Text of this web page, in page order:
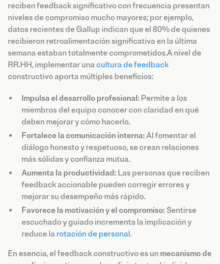
reciben feedback significativo con frecuencia presentan
niveles de compromiso mucho mayores; por ejemplo,
datos recientes de Gallup indican que el 80% de quienes
recibieron retroalimentación significativa en la última
semana estaban totalmente comprometidos.A nivel de
RR.HH, implementar una cultura de feedback
constructivo aporta múltiples beneficios:
Impulsa el desarrollo profesional: Permite a los
miembros del equipo conocer con claridad en qué
deben mejorar y cómo hacerlo.
Fortalece la comunicación interna: Al fomentar el
diálogo honesto y respetuoso, se crean relaciones
más sólidas y confianza mutua.
Aumenta la productividad: Las personas que reciben
feedback accionable pueden corregir errores y
mejorar su desempeño más rápido.
Favorece la motivación y el compromiso: Sentirse
escuchado y guiado incrementa la implicación y
reduce la rotación de personal.
En esencia, el feedback constructivo es un mecanismo de